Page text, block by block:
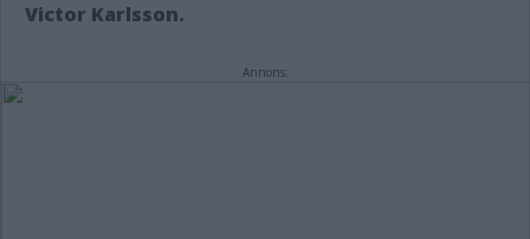
Victor Karlsson.
Annons: